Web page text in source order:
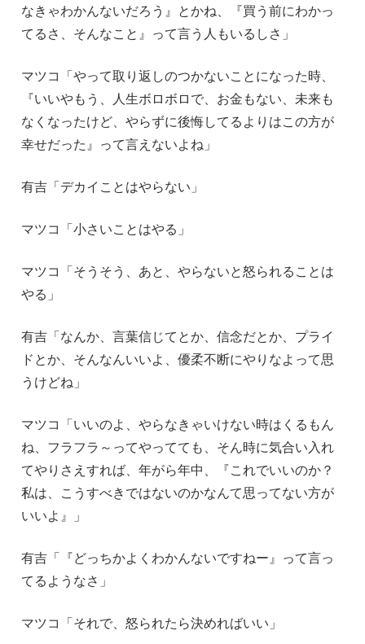
なきゃわかんないだろう』とかね、『買う前にわかっ
てるさ、そんなこと』って言う人もいるしさ」
マツコ「やって取り返しのつかないことになった時、
『いいやもう、人生ボロボロで、お金もない、未来も
なくなったけど、やらずに後悔してるよりはこの方が
幸せだった』って言えないよね」
有吉「デカイことはやらない」
マツコ「小さいことはやる」
マツコ「そうそう、あと、やらないと怒られることは
やる」
有吉「なんか、言葉信じてとか、信念だとか、プライ
ドとか、そんなんいいよ、優柔不断にやりなよって思
うけどね」
マツコ「いいのよ、やらなきゃいけない時はくるもん
ね、フラフラ～ってやってても、そん時に気合い入れ
てやりさえすれば、年がら年中、『これでいいのか？
私は、こうすべきではないのかなんて思ってない方が
いいよ』」
有吉「『どっちかよくわかんないですねー』って言っ
てるようなさ」
マツコ「それで、怒られたら決めればいい」